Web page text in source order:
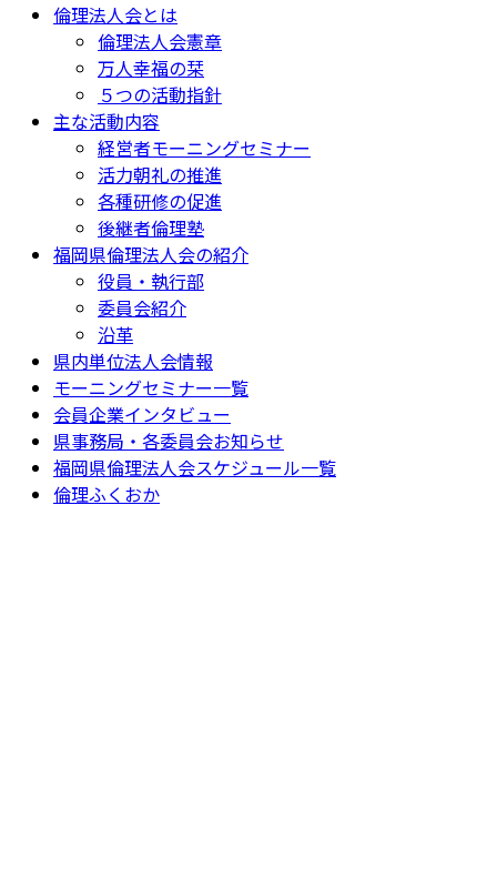
倫理法人会とは
倫理法人会憲章
万人幸福の栞
５つの活動指針
主な活動内容
経営者モーニングセミナー
活力朝礼の推進
各種研修の促進
後継者倫理塾
福岡県倫理法人会の紹介
役員・執行部
委員会紹介
沿革
県内単位法人会情報
モーニングセミナー一覧
会員企業インタビュー
県事務局・各委員会お知らせ
福岡県倫理法人会スケジュール一覧
倫理ふくおか